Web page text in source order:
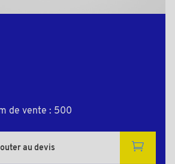
de vente : 500
au devis